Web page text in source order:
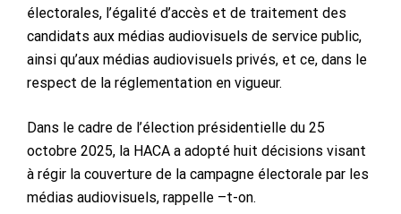
électorales, l’égalité d’accès et de traitement des
candidats aux médias audiovisuels de service public,
ainsi qu’aux médias audiovisuels privés, et ce, dans le
respect de la réglementation en vigueur.
Dans le cadre de l’élection présidentielle du 25
octobre 2025, la HACA a adopté huit décisions visant
à régir la couverture de la campagne électorale par les
médias audiovisuels, rappelle –t-on.